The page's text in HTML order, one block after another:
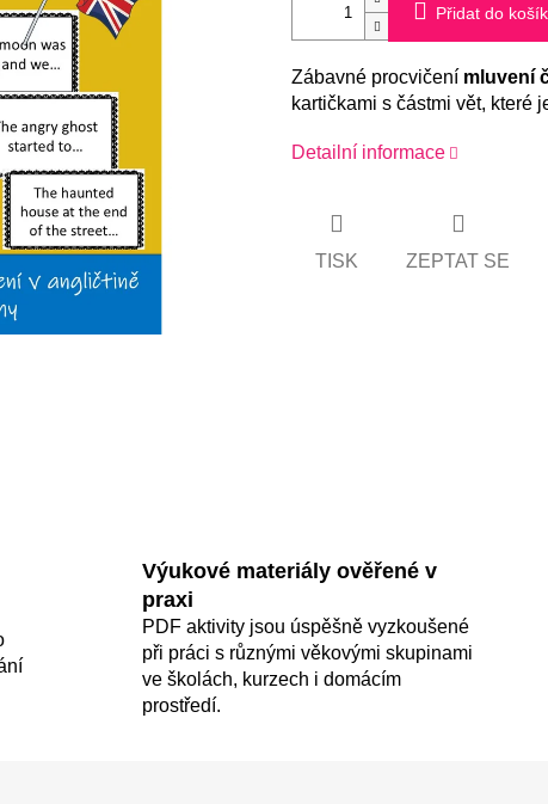
Přidat do
Zábavné procvičení mluvení
kartičkami s částmi vět, které
Detailní informace
TISK ZEPTAT SE
Výukové materiály ověřené v
praxi
PDF aktivity jsou úspěšně vyzkoušené
při práci s různými věkovými skupinami
ve školách, kurzech i domácím
prostředí.